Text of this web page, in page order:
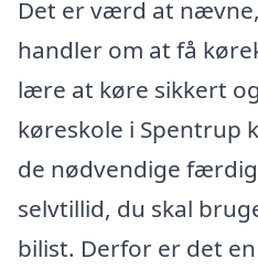
Det er værd at
handler om at få
lære at køre sikkert
køreskole i Spentrup
de nødvendige
selvtillid, du skal
bilist. Derfor er det